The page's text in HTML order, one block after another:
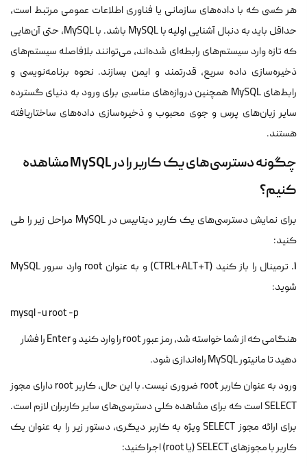
هر کسی که با داده‌های سازمانی یا فناوری اطلاعات عمومی مرتبط است،
حداقل باید به دنبال آشنایی اولیه با MySQL باشد. با MySQL، حتی آن‌هایی
که تازه وارد سیستم‌های رابطه‌ای شده‌اند، می‌توانند بلافاصله سیستم‌های
ذخیره‌سازی داده سریع، قدرتمند و ایمن بسازند. نحوه برنامه‌نویسی و
رابط‌های MySQL همچنین دروازه‌های مناسبی برای ورود به دنیای گسترده
سایر زبان‌های پرس و جوی محبوب و ذخیره‌سازی داده‌های ساختاریافته
هستند.
چگونه دسترسی‌های یک کاربر را در MySQL مشاهده
کنیم؟
برای نمایش دسترسی‌های یک کاربر دیتابیس در MySQL مراحل زیر را طی
کنید:
1.
ترمینال را باز کنید (CTRL+ALT+T) و به عنوان root وارد سرور MySQL
شوید:
mysql -u root -p
هنگامی که از شما خواسته شد، رمز عبور root را وارد کنید و Enter را فشار
دهید تا مانیتور MySQL راه‌اندازی شود.
ورود به عنوان کاربر root ضروری نیست. با این حال، کاربر root دارای مجوز
SELECT است که برای مشاهده کلی دسترسی‌های سایر کاربران لازم است.
برای ارائه مجوز SELECT ویژه به کاربر دیگری، دستور زیر را به عنوان یک
کاربر با مجوزهای SELECT (یا root) اجرا کنید: